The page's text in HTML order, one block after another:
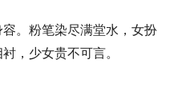
。粉笔染尽满堂水，女扮
，少女贵不可言。